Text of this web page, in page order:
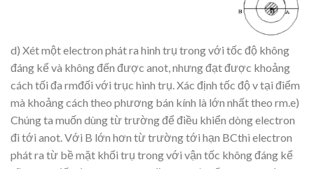
d) Xétmộtelectron phátra hình trụ trongvới tốc độ không
đáng kể và khôngđến được anot,nhưngđạtđược khoảng
cách tối đa rmđối với trục hình trụ.Xác định tốc độvtại điểm
mà khoảngcách theo phương bán kính là lớn nhất theo rm.e)
Chúngta muốn dùngtừtrườngđể điều khiển dòngelectron
đi tới anot.Với B lớn hơn từtrườngtới hạn BCthì electron
phát ra từ bề mặt khối trụ trong với vận tốc không đáng kể